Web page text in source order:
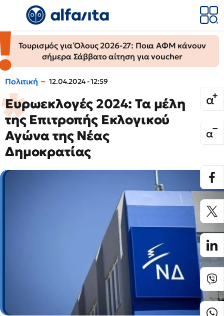
Τουρισμός για Όλους 2026-27: Ποια ΑΦΜ κάνουν
σήμερα Σάββατο αίτηση για voucher
Πολιτική 12.04.2024 - 12:59
Ευρωεκλογές 2024: Τα μέλη
της Επιτροπής Εκλογικού
Αγώνα της Νέας
Δημοκρατίας